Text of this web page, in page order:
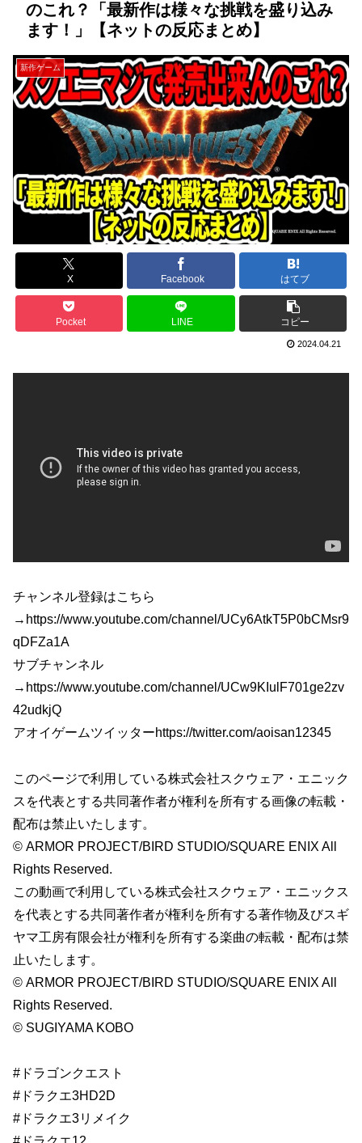
のこれ？「最新作は様々な挑戦を盛り込み
ます！」【ネットの反応まとめ】
新作ゲーム
X Facebook はてブ
Pocket LINE コピー
2024.04.21
チャンネル登録はこちら
→https://www.youtube.com/channel/UCy6AtkT5P0bCMsr9
qDFZa1A
サブチャンネル
→https://www.youtube.com/channel/UCw9KIulF701ge2zv
42udkjQ
アオイゲームツイッターhttps://twitter.com/aoisan12345
このページで利用している株式会社スクウェア・エニック
スを代表とする共同著作者が権利を所有する画像の転載・
配布は禁止いたします。
© ARMOR PROJECT/BIRD STUDIO/SQUARE ENIX All
Rights Reserved.
この動画で利用している株式会社スクウェア・エニックス
を代表とする共同著作者が権利を所有する著作物及びスギ
ヤマ工房有限会社が権利を所有する楽曲の転載・配布は禁
止いたします。
© ARMOR PROJECT/BIRD STUDIO/SQUARE ENIX All
Rights Reserved.
© SUGIYAMA KOBO
#ドラゴンクエスト
#ドラクエ3HD2D
#ドラクエ3リメイク